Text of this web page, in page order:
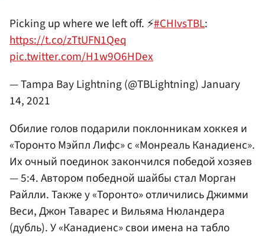
Picking up where we left off. ⚡️#CHIvsTBL:
https://t.co/zTtUFN1Qeq
pic.twitter.com/H1w9O6HDex
— Tampa Bay Lightning (@TBLightning)January
14, 2021
Обилие голов подарили поклонникам хоккея и
«Торонто Мэйпл Лифс» с «Монреаль Канадиенс».
Их очный поединок закончился победой хозяев
— 5:4. Автором победной шайбы стал Морган
Райлли. Также у «Торонто» отличилисьДжимми
Веси,Джон Таварес и Вильяма Нюландера
(дубль). У «Канадиенс» свои имена на табло